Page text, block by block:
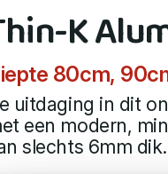
K
80cm,
uitdaging in dit
een modern,
slechts 6mm dik.